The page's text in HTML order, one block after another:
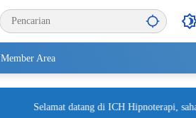
Member Area
Selamat datang di ICH Hipnoterapi,